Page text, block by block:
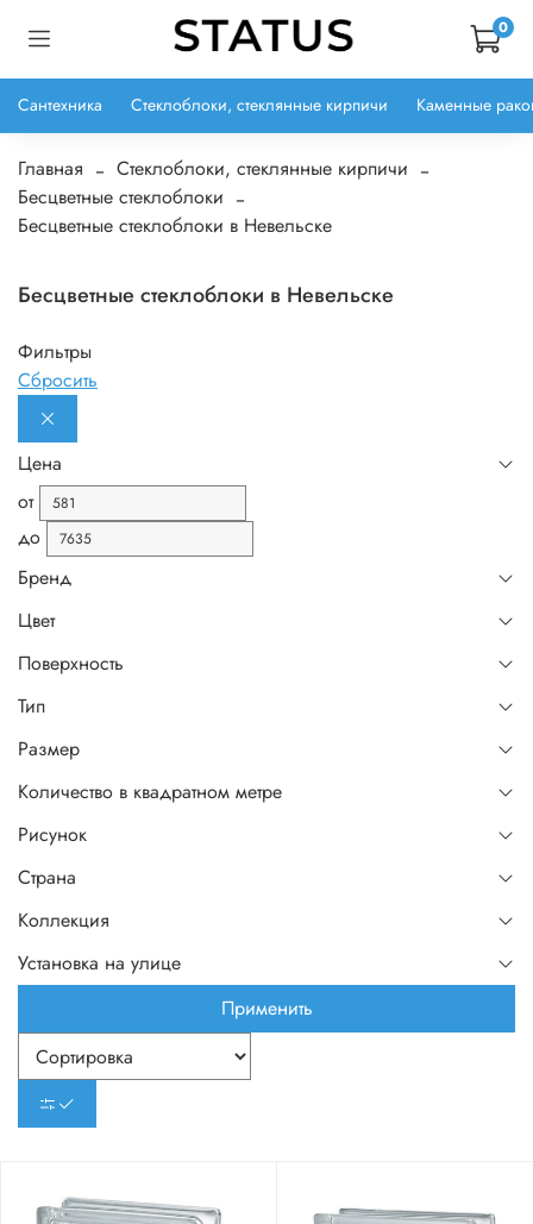
0
Сантехника Стеклоблоки, стеклянные кирпичи Каменные
Главная
Стеклоблоки, стеклянные кирпичи
Бесцветные стеклоблоки
Бесцветные стеклоблоки в Невельске
Бесцветные стеклоблоки в Невельске
Фильтры
Сбросить
Цена
от
до
Бренд
Цвет
Поверхность
Тип
Размер
Количество в квадратном метре
Рисунок
Страна
Коллекция
Установка на улице
Применить